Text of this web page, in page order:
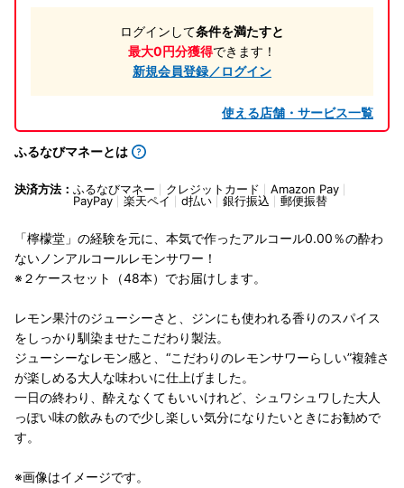
ログインして条件を満たすと
最大0円分獲得できます！
新規会員登録／ログイン
使える店舗・サービス一覧
ふるなびマネーとは
決済方法： ふるなびマネー クレジットカード
Amazon Pay
PayPay
楽天ペイ d払い 銀行振込 郵便振替
「檸檬堂」の経験を元に、本気で作ったアルコール0.00％の酔わ
ないノンアルコールレモンサワー！
※２ケースセット（48本）でお届けします。
レモン果汁のジューシーさと、ジンにも使われる香りのスパイス
をしっかり馴染ませたこだわり製法。
ジューシーなレモン感と、“こだわりのレモンサワーらしい”複雑さ
が楽しめる大人な味わいに仕上げました。
一日の終わり、酔えなくてもいいけれど、シュワシュワした大人
っぽい味の飲みもので少し楽しい気分になりたいときにお勧めで
す。
※画像はイメージです。